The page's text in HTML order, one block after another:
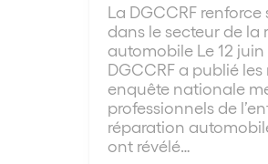
La DGCCRF
dans le secteur de la
automobile Le 12 juin
DGCCRF a publié les
enquête nationale
professionnels de
réparation
ont révélé…